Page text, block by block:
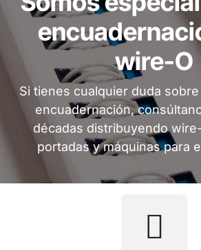
wire-O
Si tienes cualquier duda
encuadernación,
décadas distribuyendo
portadas y máquinas para